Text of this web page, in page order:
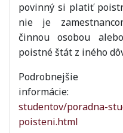
povinný si platiť
nie je
činnou osobou
poistné štát z iného
Podrobnejšie
informácie:
studentov/poradna-
poisteni.html